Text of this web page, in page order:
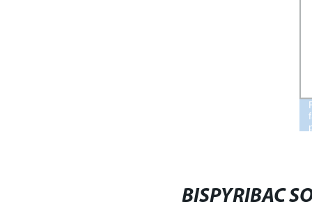
BISPYRIBAC